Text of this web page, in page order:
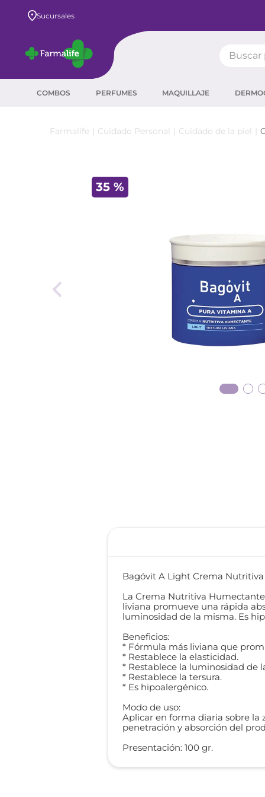
Sucursales
COMBOS PERFUMES MAQUILLAJE
Cuidado Personal Cuidado de la piel
35 %
Bagóvit A Light Crema
La Crema Nutritiva
liviana promueve una rápida
luminosidad de la misma. Es
Beneficios:
* Fórmula más liviana que
* Restablece la elasticidad.
* Restablece la luminosidad de
* Restablece la tersura.
* Es hipoalergénico.
Modo de uso:
Aplicar en forma diaria sobre la
penetración y absorción del
Presentación: 100 gr.